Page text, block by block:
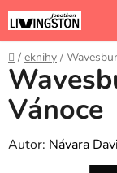
Přejít
na
obsah
Domů
/ eknihy /
Vánoce
Autor: Návara